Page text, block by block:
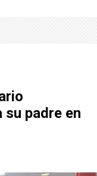
su padre en